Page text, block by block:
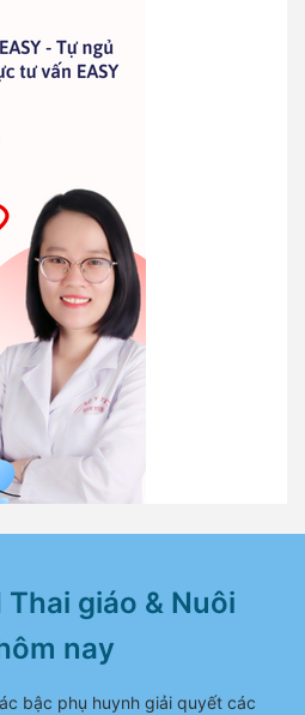
Thai giáo & Nuôi
nay
bậc phụ huynh giải quyết các